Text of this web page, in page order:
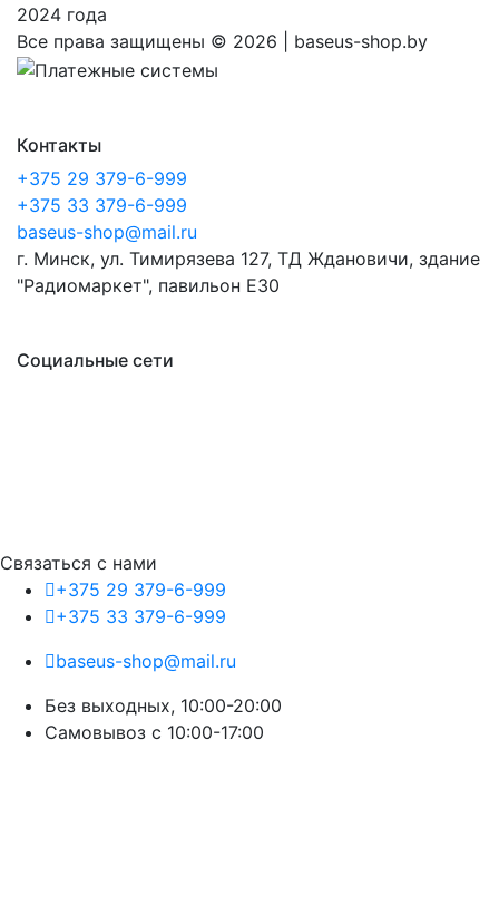
2024 года
Все права защищены © 2026 | baseus-shop.by
Контакты
+375 29 379-6-999
+375 33 379-6-999
baseus-shop@mail.ru
г. Минск, ул. Тимирязева 127, ТД Ждановичи, здание
"Радиомаркет", павильон E30
Социальные сети
Связаться с нами
+375 29 379-6-999
+375 33 379-6-999
baseus-shop@mail.ru
Без выходных, 10:00-20:00
Cамовывоз с 10:00-17:00